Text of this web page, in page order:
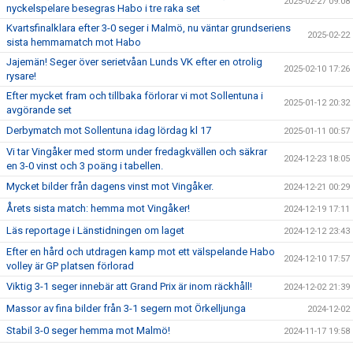
nyckelspelare besegras Habo i tre raka set
Kvartsfinalklara efter 3-0 seger i Malmö, nu väntar grundseriens
sista hemmamatch mot Habo
2025-02-22
Jajemän! Seger över serietvåan Lunds VK efter en otrolig
rysare!
2025-02-10 17:26
Efter mycket fram och tillbaka förlorar vi mot Sollentuna i
avgörande set
2025-01-12 20:32
Derbymatch mot Sollentuna idag lördag kl 17 2025-01-11 00:57
Vi tar Vingåker med storm under fredagkvällen och säkrar
en 3-0 vinst och 3 poäng i tabellen.
2024-12-23 18:05
Mycket bilder från dagens vinst mot Vingåker. 2024-12-21 00:29
Årets sista match: hemma mot Vingåker! 2024-12-19 17:11
Läs reportage i Länstidningen om laget 2024-12-12 23:43
Efter en hård och utdragen kamp mot ett välspelande Habo
volley är GP platsen förlorad
2024-12-10 17:57
Viktig 3-1 seger innebär att Grand Prix är inom räckhåll! 2024-12-02 21:39
Massor av fina bilder från 3-1 segern mot Örkelljunga 2024-12-02
Stabil 3-0 seger hemma mot Malmö! 2024-11-17 19:58